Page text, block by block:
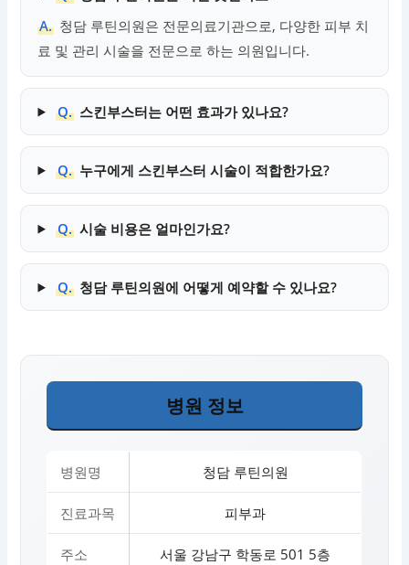
A. 청담 루틴의원은 전문의료기관으로, 다양한 피부 치
료 및 관리 시술을 전문으로 하는 의원입니다.
Q. 스킨부스터는 어떤 효과가 있나요?
Q. 누구에게 스킨부스터 시술이 적합한가요?
Q. 시술 비용은 얼마인가요?
Q. 청담 루틴의원에 어떻게 예약할 수 있나요?
병원 정보
병원명 청담 루틴의원
진료과목 피부과
주소 서울 강남구 학동로 501 5층